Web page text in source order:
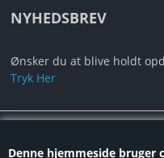
Denne hjemmeside bruger
NYHEDSBREV
Ønsker du at blive holdt
Tryk Her